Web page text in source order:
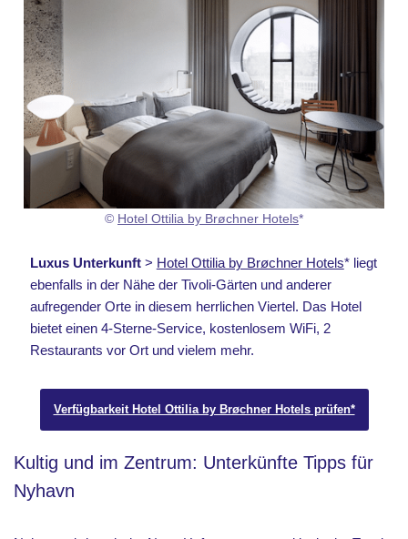
© Hotel Ottilia by Brøchner Hotels*
Luxus Unterkunft> Hotel Ottilia by Brøchner Hotels* liegt
ebenfalls in der Nähe der Tivoli-Gärten und anderer
aufregender Orte in diesem herrlichen Viertel. Das Hotel
bietet einen 4-Sterne-Service, kostenlosem WiFi, 2
Restaurants vor Ort und vielem mehr.
Verfügbarkeit Hotel Ottilia by Brøchner Hotels prüfen*
Kultig und im Zentrum: Unterkünfte Tipps für
Nyhavn